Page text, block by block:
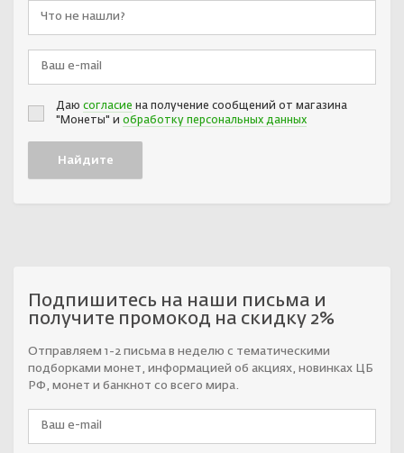
Даю согласие на получение сообщений от магазина
"Монеты" и обработку персональных данных
Подпишитесь на наши письма и
получите промокод на скидку 2%
Отправляем 1-2 письма в неделю с тематическими
подборками монет, информацией об акциях, новинках ЦБ
РФ, монет и банкнот со всего мира.